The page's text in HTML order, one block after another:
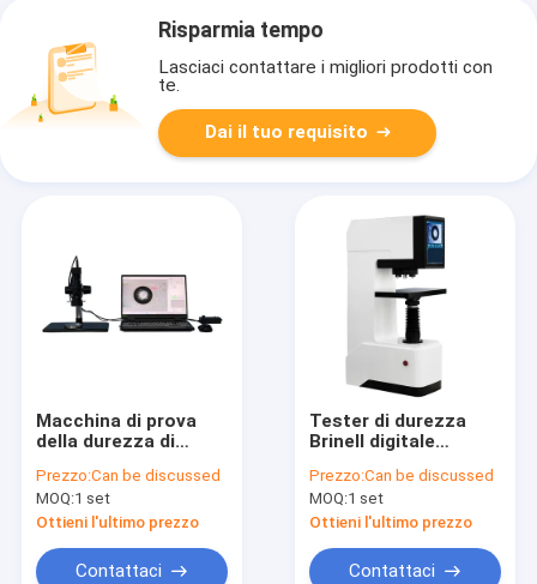
Risparmia tempo
Lasciaci contattare i migliori prodotti con
te.
Dai il tuo requisito
Macchina di prova
della durezza di
Prezzo:Can be discussed
MOQ:1 set
Ottieni l'ultimo prezzo
Contattaci
Tester di durezza
Brinell digitale
Prezzo:Can be discussed
MOQ:1 set
Ottieni l'ultimo prezzo
Contattaci